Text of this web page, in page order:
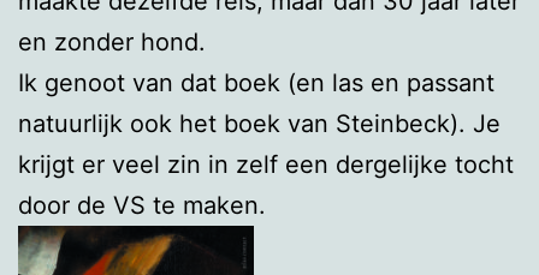
en zonder hond.
Ik genoot van dat boek (en las en passant
natuurlijk ook het boek van Steinbeck). Je
krijgt er veel zin in zelf een dergelijke tocht
door de VS te maken.